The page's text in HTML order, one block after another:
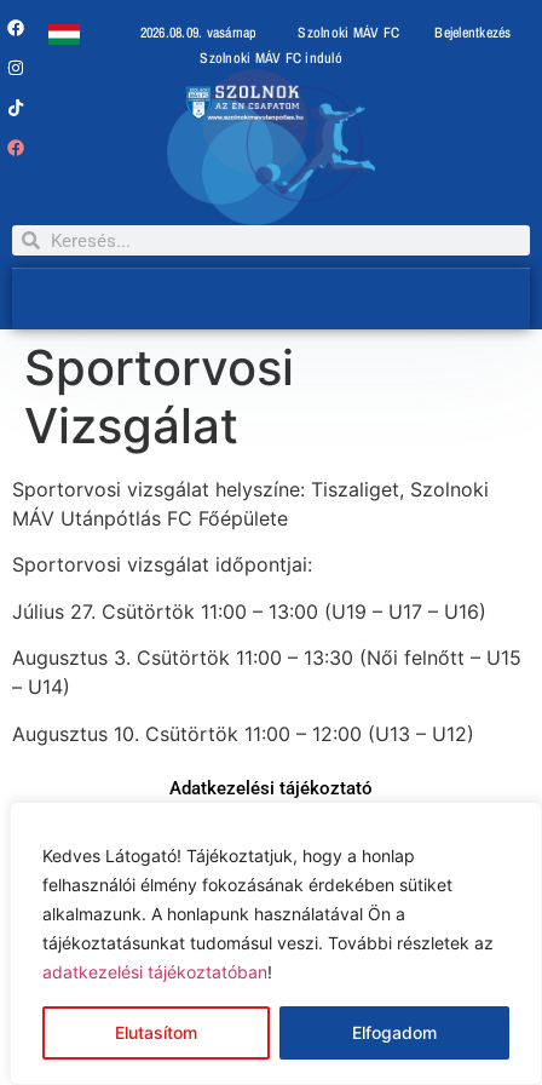
Kedves Látogató! Tájékoztatjuk, hogy a honlap
felhasználói élmény fokozásának érdekében sütiket
alkalmazunk. A honlapunk használatával Ön a
tájékoztatásunkat tudomásul veszi. További részletek az
adatkezelési tájékoztatóban!
Elutasítom Elfogadom
2026.08.09. vasárnap Szolnoki MÁV FC
Bejelentkezés
Szolnoki MÁV FC induló
Sportorvosi
Vizsgálat
Sportorvosi vizsgálat helyszíne: Tiszaliget, Szolnoki
MÁV Utánpótlás FC Főépülete
Sportorvosi vizsgálat időpontjai:
Július 27. Csütörtök 11:00 – 13:00 (U19 – U17 – U16)
Augusztus 3. Csütörtök 11:00 – 13:30 (Női felnőtt – U15
– U14)
Augusztus 10. Csütörtök 11:00 – 12:00 (U13 – U12)
Adatkezelési tájékoztató
Impresszum
© 2026 Szolnoki MÁV Utánpótlás FC Kft.